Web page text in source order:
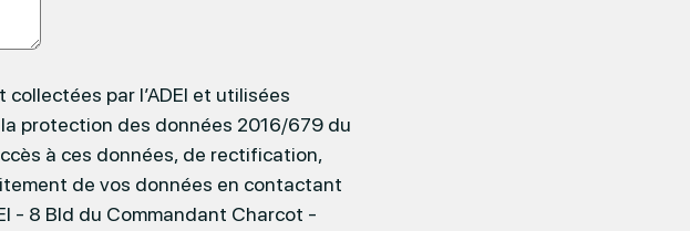
par l’ADEI et utilisées
protection des données 2016/679 du
à ces données, de rectification,
de vos données en contactant
- 8 Bld du Commandant Charcot -